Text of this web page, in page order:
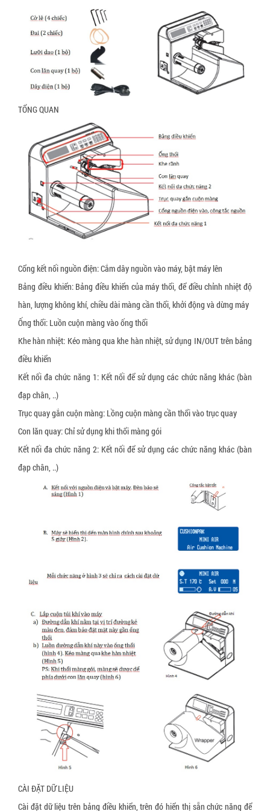
TỔNG QUAN
Cổng kết nối nguồn điện: Cắm dây nguồn vào máy, bật máy lên
Bảng điều khiển: Bảng điều khiển của máy thổi, để điều chỉnh nhiệt độ
hàn, lượng không khí, chiều dài màng cần thổi, khởi động và dừng máy
Ống thổi: Luồn cuộn màng vào ống thổi
Khe hàn nhiệt: Kéo màng qua khe hàn nhiệt, sử dụng IN/OUT trên bảng
điều khiển
Kết nối đa chức năng 1: Kết nối để sử dụng các chức năng khác (bàn
đạp chân, ..)
Trục quay gắn cuộn màng: Lồng cuộn màng cần thổi vào trục quay
Con lăn quay: Chỉ sử dụng khi thổi màng gói
Kết nối đa chức năng 2: Kết nối để sử dụng các chức năng khác (bàn
đạp chân, ..)
CÀI ĐẶT DỮ LIỆU
Cài đặt dữ liệu trên bảng điều khiển, trên đó hiển thị sẵn chức năng để